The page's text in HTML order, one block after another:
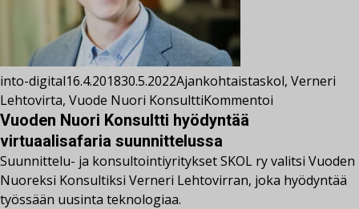
into-digital16.4.201830.5.2022Ajankohtaistaskol, Verneri
Lehtovirta, Vuode Nuori KonsulttiKommentoi
Vuoden Nuori Konsultti hyödyntää
virtuaalisafaria suunnittelussa
Suunnittelu- ja konsultointiyritykset SKOL ry valitsi Vuoden
Nuoreksi Konsultiksi Verneri Lehtovirran, joka hyödyntää
työssään uusinta teknologiaa.